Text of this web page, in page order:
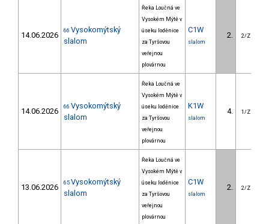
14.06.2026 66 Vysokomýtský
slalom
Řeka Loučná ve
Vysokém Mýtě v
úseku loděnice
za Tyršovou
veřejnou
plovárnou
C1W
slalom
2. 2/ZM
14.06.2026 66 Vysokomýtský
slalom
Řeka Loučná ve
Vysokém Mýtě v
úseku loděnice
za Tyršovou
veřejnou
plovárnou
K1W
slalom
4. 1/ZM
13.06.2026 65 Vysokomýtský
slalom
Řeka Loučná ve
Vysokém Mýtě v
úseku loděnice
za Tyršovou
veřejnou
plovárnou
C1W
slalom
2. 2/ZM